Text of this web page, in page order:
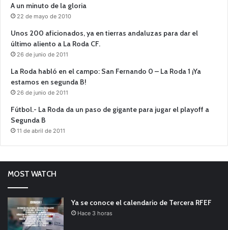
A un minuto de la gloria
22 de mayo de 2010
Unos 200 aficionados, ya en tierras andaluzas para dar el
último aliento a La Roda CF.
26 de junio de 2011
La Roda habló en el campo: San Fernando 0 – La Roda 1 ¡Ya
estamos en segunda B!
26 de junio de 2011
Fútbol.- La Roda da un paso de gigante para jugar el playoff a
Segunda B
11 de abril de 2011
MOST WATCH
Ya se conoce el calendario de Tercera RFEF
Hace 3 horas